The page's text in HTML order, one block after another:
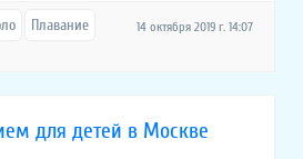
14 октября 2019 г. 14:07
Плавание
для детей в Москве